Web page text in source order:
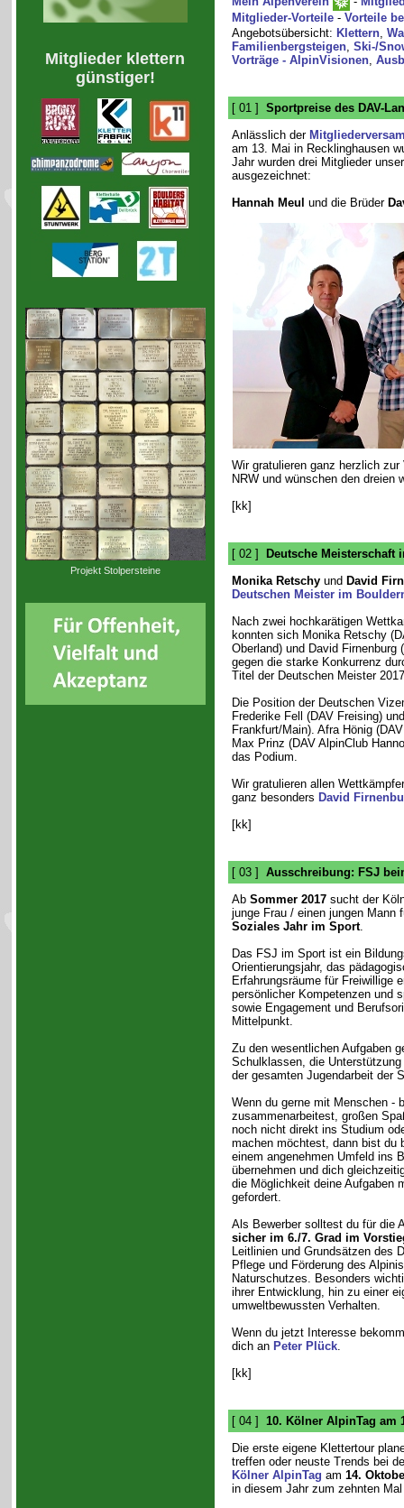
Mitglieder klettern
günstiger!
Projekt Stolpersteine
Mitglieder-Vorteile- Vorteile
Angebotsübersicht: Klettern,
Familienbergsteigen, Ski-/
Vorträge - AlpinVisionen,
[ 01 ] Sportpreise des DAV-
Anlässlich der
am 13. Mai in Recklinghausen
Jahr wurden drei Mitglieder
ausgezeichnet:
Hannah Meul und die Brüder
Wir gratulieren ganz herzlich zur
NRW und wünschen den dreien
[kk]
[ 02 ]
Deutsche Meisterschaft
Monika Retschyund David
Deutschen Meister im
Nach zwei hochkarätigen
konnten sich Monika Retschy
Oberland) und David Firnenburg
gegen die starke Konkurrenz
Titel der Deutschen Meister
Die Position der Deutschen
Frederike Fell (DAV Freising)
Frankfurt/Main). Afra Hönig
Max Prinz (DAV AlpinClub
das Podium.
Wir gratulieren allen
ganz besonders David
[kk]
[ 03 ] Ausschreibung: FSJ
Ab Sommer 2017sucht der
junge Frau / einen jungen Mann
Soziales Jahr im Sport.
Das FSJ im Sport ist ein
Orientierungsjahr, das
Erfahrungsräume für Freiwillige
persönlicher Kompetenzen und
sowie Engagement und
Mittelpunkt.
Zu den wesentlichen Aufgaben
Schulklassen, die
der gesamten Jugendarbeit der
Wenn du gerne mit Menschen -
zusammenarbeitest, großen
noch nicht direkt ins Studium
machen möchtest, dann bist du
einem angenehmen Umfeld ins
übernehmen und dich
die Möglichkeit deine Aufgaben
gefordert.
Als Bewerber solltest du für die
sicher im 6./7. Grad im
Leitlinien und Grundsätzen des
Pflege und Förderung des
Naturschutzes. Besonders
ihrer Entwicklung, hin zu einer
umweltbewussten Verhalten.
Wenn du jetzt Interesse
dich an Peter Plück.
[kk]
[ 04 ] 10. Kölner AlpinTag am
Die erste eigene Klettertour
treffen oder neuste Trends bei
Kölner AlpinTag am 14.
in diesem Jahr zum zehnten